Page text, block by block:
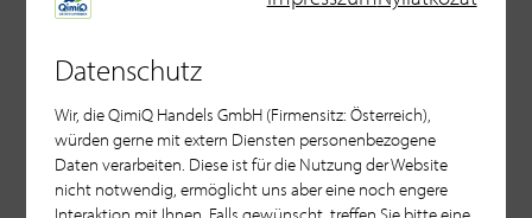
Datenschutz
Wir, die QimiQ Handels GmbH (Firmensitz: Österreich),
würden gerne mit extern Diensten personenbezogene
Daten verarbeiten. Diese ist für die Nutzung der Website
nicht notwendig, ermöglicht uns aber eine noch engere